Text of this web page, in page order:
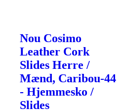
Nou Cosimo
Leather Cork
Slides Herre /
Mænd, Caribou-44
- Hjemmesko /
Slides